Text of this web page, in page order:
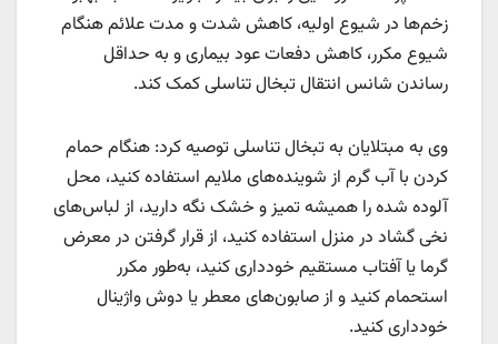
زخم‌ها در شیوع اولیه، کاهش شدت و مدت علائم هنگام
شیوع مکرر، کاهش دفعات عود بیماری و به حداقل
رساندن شانس انتقال تبخال تناسلی کمک کند.
وی به مبتلایان به تبخال تناسلی توصیه کرد: هنگام حمام
کردن با آب گرم از شوینده‌های ملایم استفاده کنید، محل
آلوده شده را همیشه تمیز و خشک نگه دارید، از لباس‌های
نخی گشاد در منزل استفاده کنید، از قرار گرفتن در معرض
گرما یا آفتاب مستقیم خودداری کنید، به‌طور مکرر
استحمام کنید و از صابون‌های معطر یا دوش واژینال
خودداری کنید.